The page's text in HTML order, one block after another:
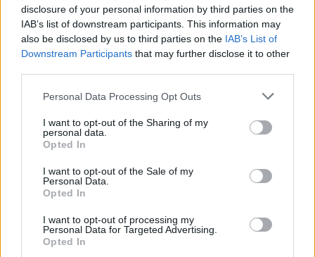
disclosure of your personal information by third parties on the
IAB’s list of downstream participants. This information may
also be disclosed by us to third parties on the IAB’s List of
Downstream Participants that may further disclose it to other
Personal Data Processing Opt Outs
I want to opt-out of the Sharing of my
personal data.
Opted In
I want to opt-out of the Sale of my
Personal Data.
Opted In
I want to opt-out of processing my
Personal Data for Targeted Advertising.
Opted In
Show map